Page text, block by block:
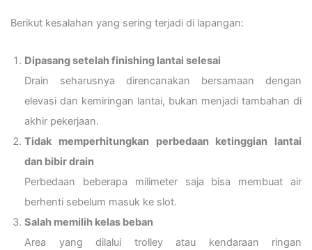
Berikut kesalahan yang sering terjadi di lapangan:
Dipasang setelah finishing lantai selesai
Drain seharusnya direncanakan bersamaan dengan
elevasi dan kemiringan lantai, bukan menjadi tambahan di
akhir pekerjaan.
Tidak memperhitungkan perbedaan ketinggian lantai
dan bibir drain
Perbedaan beberapa milimeter saja bisa membuat air
berhenti sebelum masuk ke slot.
Salah memilih kelas beban
Area yang dilalui trolley atau kendaraan ringan